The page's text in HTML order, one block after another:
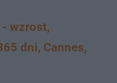
wzrost,
dni, Cannes,